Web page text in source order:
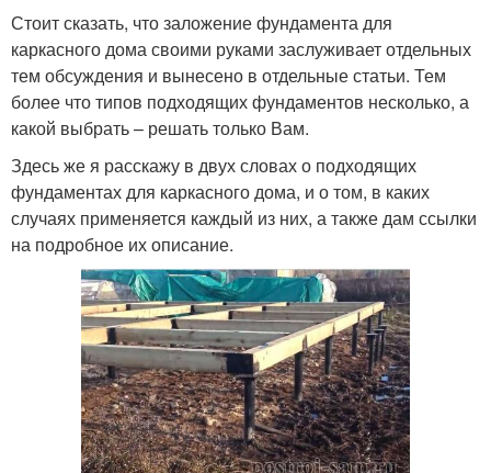
Стоит сказать, что заложение фундамента для
каркасного дома своими руками заслуживает отдельных
тем обсуждения и вынесено в отдельные статьи. Тем
более что типов подходящих фундаментов несколько, а
какой выбрать – решать только Вам.
Здесь же я расскажу в двух словах о подходящих
фундаментах для каркасного дома, и о том, в каких
случаях применяется каждый из них, а также дам ссылки
на подробное их описание.